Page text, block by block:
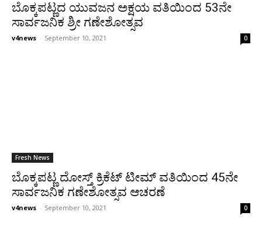
ಬೊಕ್ಕಪಟ್ಣದ ಯುವಜನ ಅಕ್ಷಯ ವತಿಯಿಂದ 53ನೇ
ಸಾರ್ವಜನಿಕ ಶ್ರೀ ಗಣೇಶೋತ್ಸವ
v4news - September 10, 2021 0
Fresh News
ಬೊಕ್ಕಪಟ್ಣ ದೋಸ್ತ್ ಕ್ರಿಕೆಟ್ ಟೀಮ್ ವತಿಯಿಂದ 45ನೇ
ಸಾರ್ವಜನಿಕ ಗಣೇಶೋತ್ಸವ ಆಚರಣೆ
v4news - September 10, 2021 0